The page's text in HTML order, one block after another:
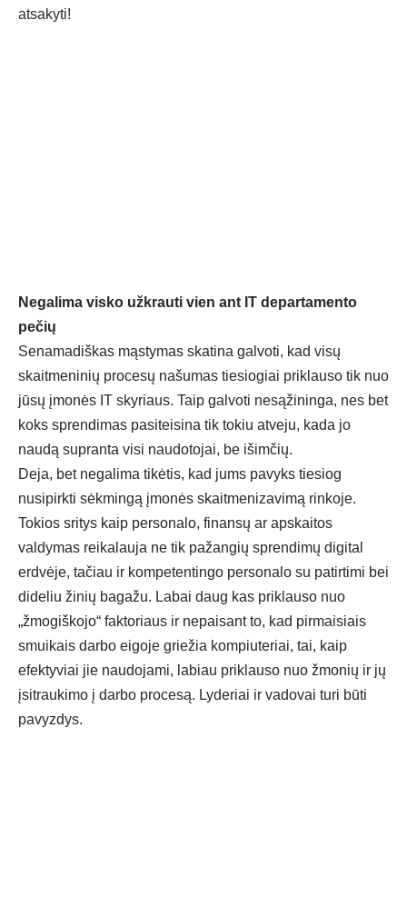
atsakyti!
Negalima visko užkrauti vien ant IT departamento
pečių
Senamadiškas mąstymas skatina galvoti, kad visų
skaitmeninių procesų našumas tiesiogiai priklauso tik nuo
jūsų įmonės IT skyriaus. Taip galvoti nesąžininga, nes bet
koks sprendimas pasiteisina tik tokiu atveju, kada jo
naudą supranta visi naudotojai, be išimčių.
Deja, bet negalima tikėtis, kad jums pavyks tiesiog
nusipirkti sėkmingą įmonės skaitmenizavimą rinkoje.
Tokios sritys kaip personalo, finansų ar apskaitos
valdymas reikalauja ne tik pažangių sprendimų digital
erdvėje, tačiau ir kompetentingo personalo su patirtimi bei
dideliu žinių bagažu. Labai daug kas priklauso nuo
„žmogiškojo“ faktoriaus ir nepaisant to, kad pirmaisiais
smuikais darbo eigoje griežia kompiuteriai, tai, kaip
efektyviai jie naudojami, labiau priklauso nuo žmonių ir jų
įsitraukimo į darbo procesą. Lyderiai ir vadovai turi būti
pavyzdys.